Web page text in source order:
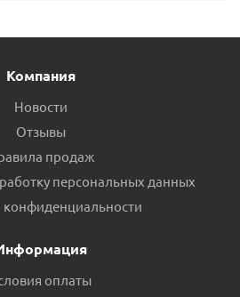
Компания
Новости
Отзывы
продаж
персональных данных
конфиденциальности
оплаты